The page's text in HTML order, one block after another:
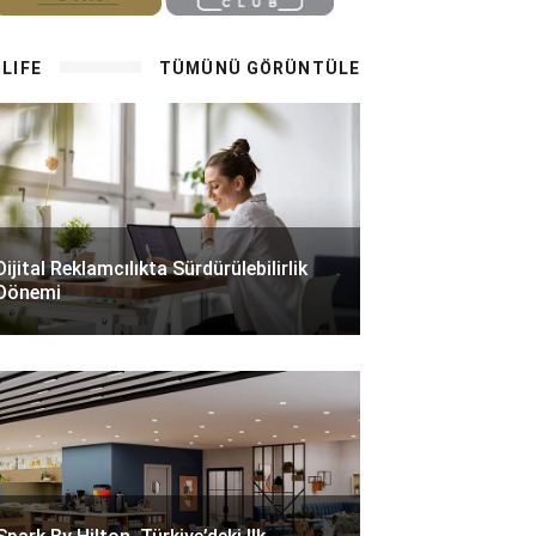
TÜMÜNÜ GÖRÜNTÜLE
Reklamcılıkta Sürdürülebilirlik